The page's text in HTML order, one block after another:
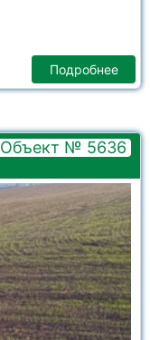
Подробнее
Объект № 5636